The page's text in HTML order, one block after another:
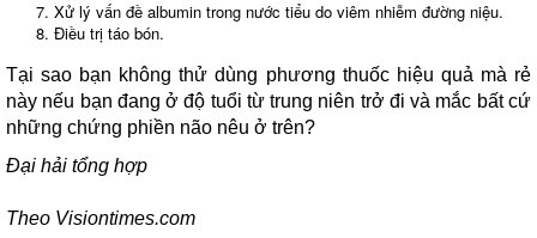
Xử lý vấn đề albumin trong nước tiểu do viêm nhiễm đường niệu.
Điều trị táo bón.
Tại sao bạn không thử dùng phương thuốc hiệu quả mà rẻ
này nếu bạn đang ở độ tuổi từ trung niên trở đi và mắc bất cứ
những chứng phiền não nêu ở trên?
Đại hải tổng hợp
Theo Visiontimes.com